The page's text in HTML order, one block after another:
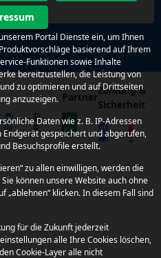
Partner
Zahlung &
Sicherheit
Portal Dienste ein, um Ihnen
basierend auf Ihrem
Funktionen sowie Inhalte
bereitzustellen, die Leistung von
zu optimieren und auf Drittseiten
anzuzeigen.
Daten wie z. B. IP-Adressen
gespeichert und abgerufen,
Besuchsprofile erstellt.
zu allen einwilligen, werden die
können unsere Website auch ohne
„ablehnen“ klicken. In diesem Fall sind
für die Zukunft jederzeit
alle Ihre Cookies löschen,
Cookie-Layer alle nicht